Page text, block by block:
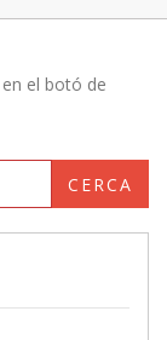
el botó de
CERCA